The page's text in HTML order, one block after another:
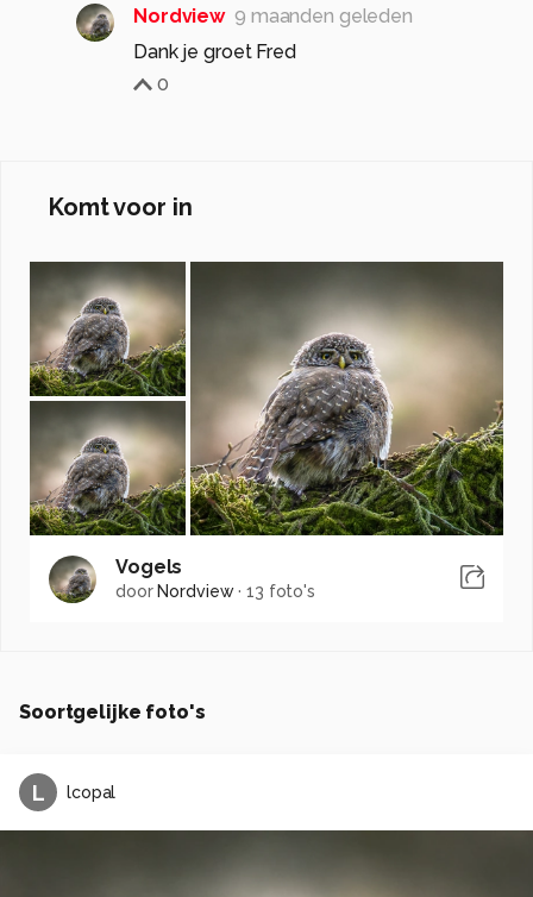
Nordview 9 maanden geleden
Dank je groet Fred
0
Komt voor in
Vogels
door Nordview·13 foto's
Soortgelijke foto's
L lcopal